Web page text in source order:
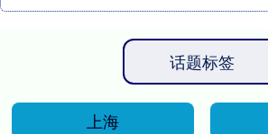
话题标签
上海